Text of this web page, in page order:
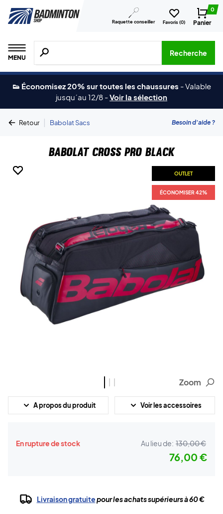
Raquette conseiller Favoris (0)
0
Panier
MENU
Recherche de produits, de marques, etc.
Recherche
👟 Économisez 20% sur toutes les chaussures -Valable
jusqu´au 12/8 -Voir la sélection
Retour | Babolat Sacs Besoin d'aide ?
Babolat Cross Pro Black
OUTLET
ÉCONOMISER 42%
OUTLET
ÉCONOMISER 42%
OUTLET
ÉCONOMISER 42%
Zoom
A propos du produit Voir les accessoires
En rupture de stock Au lieu de: 130,00 €
76,00 €
Livraison gratuitepour les achats supérieurs à 60 €